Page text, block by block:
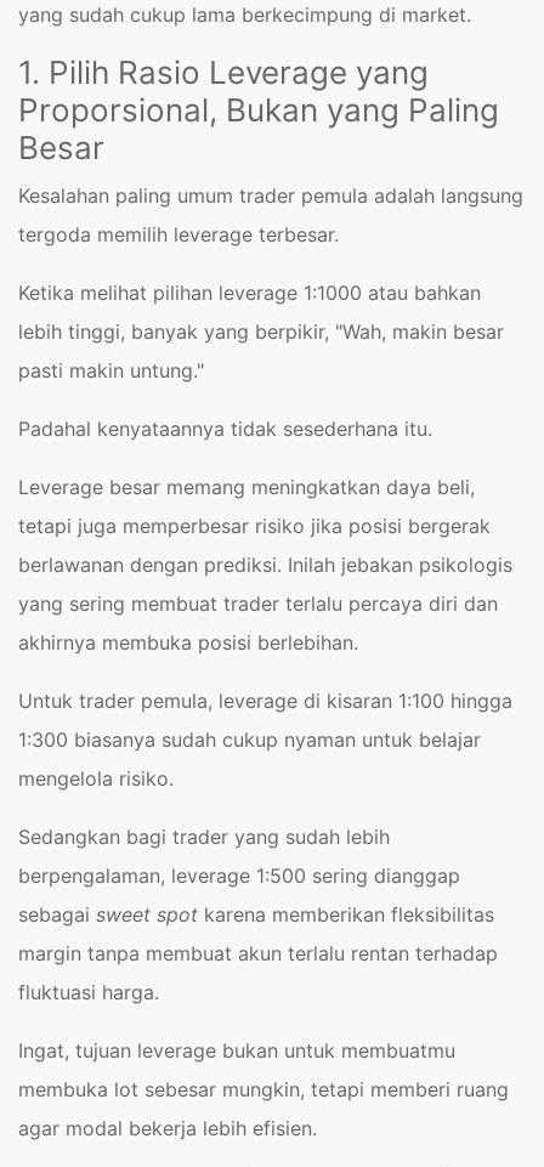
yang sudah cukup lama berkecimpung di market.
1. Pilih Rasio Leverage yang
Proporsional, Bukan yang Paling
Besar
Kesalahan paling umum trader pemula adalah langsung
tergoda memilih leverage terbesar.
Ketika melihat pilihan leverage 1:1000 atau bahkan
lebih tinggi, banyak yang berpikir, "Wah, makin besar
pasti makin untung."
Padahal kenyataannya tidak sesederhana itu.
Leverage besar memang meningkatkan daya beli,
tetapi juga memperbesar risiko jika posisi bergerak
berlawanan dengan prediksi. Inilah jebakan psikologis
yang sering membuat trader terlalu percaya diri dan
akhirnya membuka posisi berlebihan.
Untuk trader pemula, leverage di kisaran 1:100 hingga
1:300 biasanya sudah cukup nyaman untuk belajar
mengelola risiko.
Sedangkan bagi trader yang sudah lebih
berpengalaman, leverage 1:500 sering dianggap
sebagai sweet spot karena memberikan fleksibilitas
margin tanpa membuat akun terlalu rentan terhadap
fluktuasi harga.
Ingat, tujuan leverage bukan untuk membuatmu
membuka lot sebesar mungkin, tetapi memberi ruang
agar modal bekerja lebih efisien.